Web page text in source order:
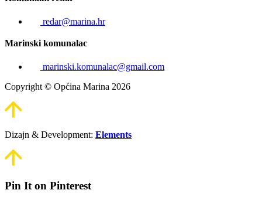
redar@marina.hr
Marinski komunalac
marinski.komunalac@gmail.com
Copyright © Općina Marina 2026
Dizajn & Development: Elements
Pin It on Pinterest